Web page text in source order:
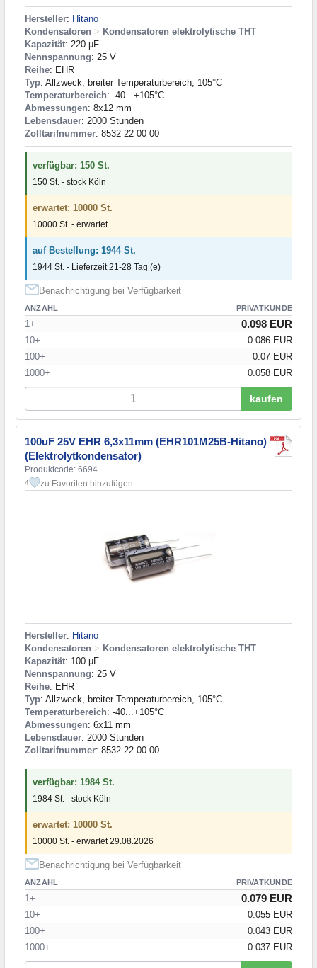
Hersteller: Hitano
Kondensatoren > Kondensatoren elektrolytische THT
Kapazität: 220 µF
Nennspannung: 25 V
Reihe: EHR
Typ: Allzweck, breiter Temperaturbereich, 105°C
Temperaturbereich: -40...+105°C
Abmessungen: 8x12 mm
Lebensdauer: 2000 Stunden
Zolltarifnummer: 8532 22 00 00
verfügbar: 150 St.
150 St. - stock Köln
erwartet: 10000 St.
10000 St. - erwartet
auf Bestellung: 1944 St.
1944 St. - Lieferzeit 21-28 Tag (e)
Benachrichtigung bei Verfügbarkeit
ANZAHL PRIVATKUNDE
1+ 0.098 EUR
10+
0.086 EUR
100+
0.07 EUR
1000+
0.058 EUR
kaufen
100uF 25V EHR 6,3x11mm (EHR101M25B-Hitano)
(Elektrolytkondensator)
Produktcode: 6694
4 zu Favoriten hinzufügen
Hersteller: Hitano
Kondensatoren > Kondensatoren elektrolytische THT
Kapazität: 100 µF
Nennspannung: 25 V
Reihe: EHR
Typ: Allzweck, breiter Temperaturbereich, 105°C
Temperaturbereich: -40...+105°C
Abmessungen: 6x11 mm
Lebensdauer: 2000 Stunden
Zolltarifnummer: 8532 22 00 00
verfügbar: 1984 St.
1984 St. - stock Köln
erwartet: 10000 St.
10000 St. - erwartet 29.08.2026
Benachrichtigung bei Verfügbarkeit
ANZAHL PRIVATKUNDE
1+ 0.079 EUR
10+
0.055 EUR
100+
0.043 EUR
1000+
0.037 EUR